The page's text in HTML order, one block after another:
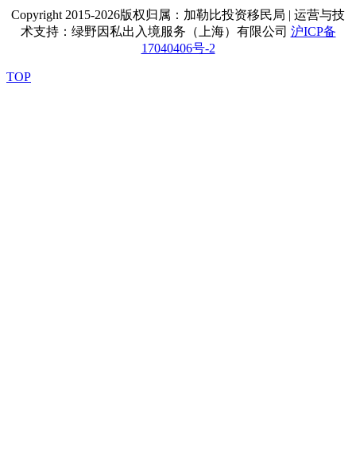
Copyright 2015-2026版权归属：加勒比投资移民局 | 运营与技
术支持：绿野因私出入境服务（上海）有限公司 沪ICP备
17040406号-2
TOP